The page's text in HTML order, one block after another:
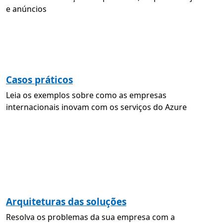
e anúncios
Casos práticos
Leia os exemplos sobre como as empresas
internacionais inovam com os serviços do Azure
Arquiteturas das soluções
Resolva os problemas da sua empresa com a